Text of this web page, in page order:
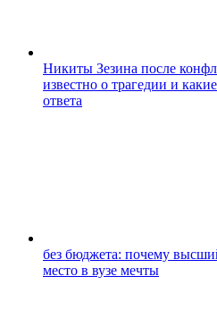
Никиты Зезина после
известно о трагедии и
ответа
без бюджета: почему
место в вузе мечты